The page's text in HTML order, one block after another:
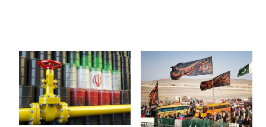
04 Mordad 1405 - 22:27
04 Mordad 1405 - 22:07